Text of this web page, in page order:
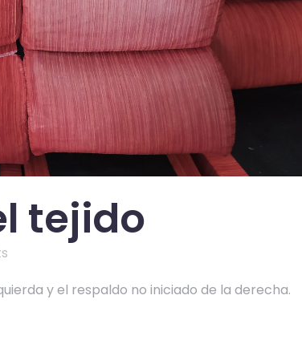
tejido
y el respaldo no iniciado de la derecha.